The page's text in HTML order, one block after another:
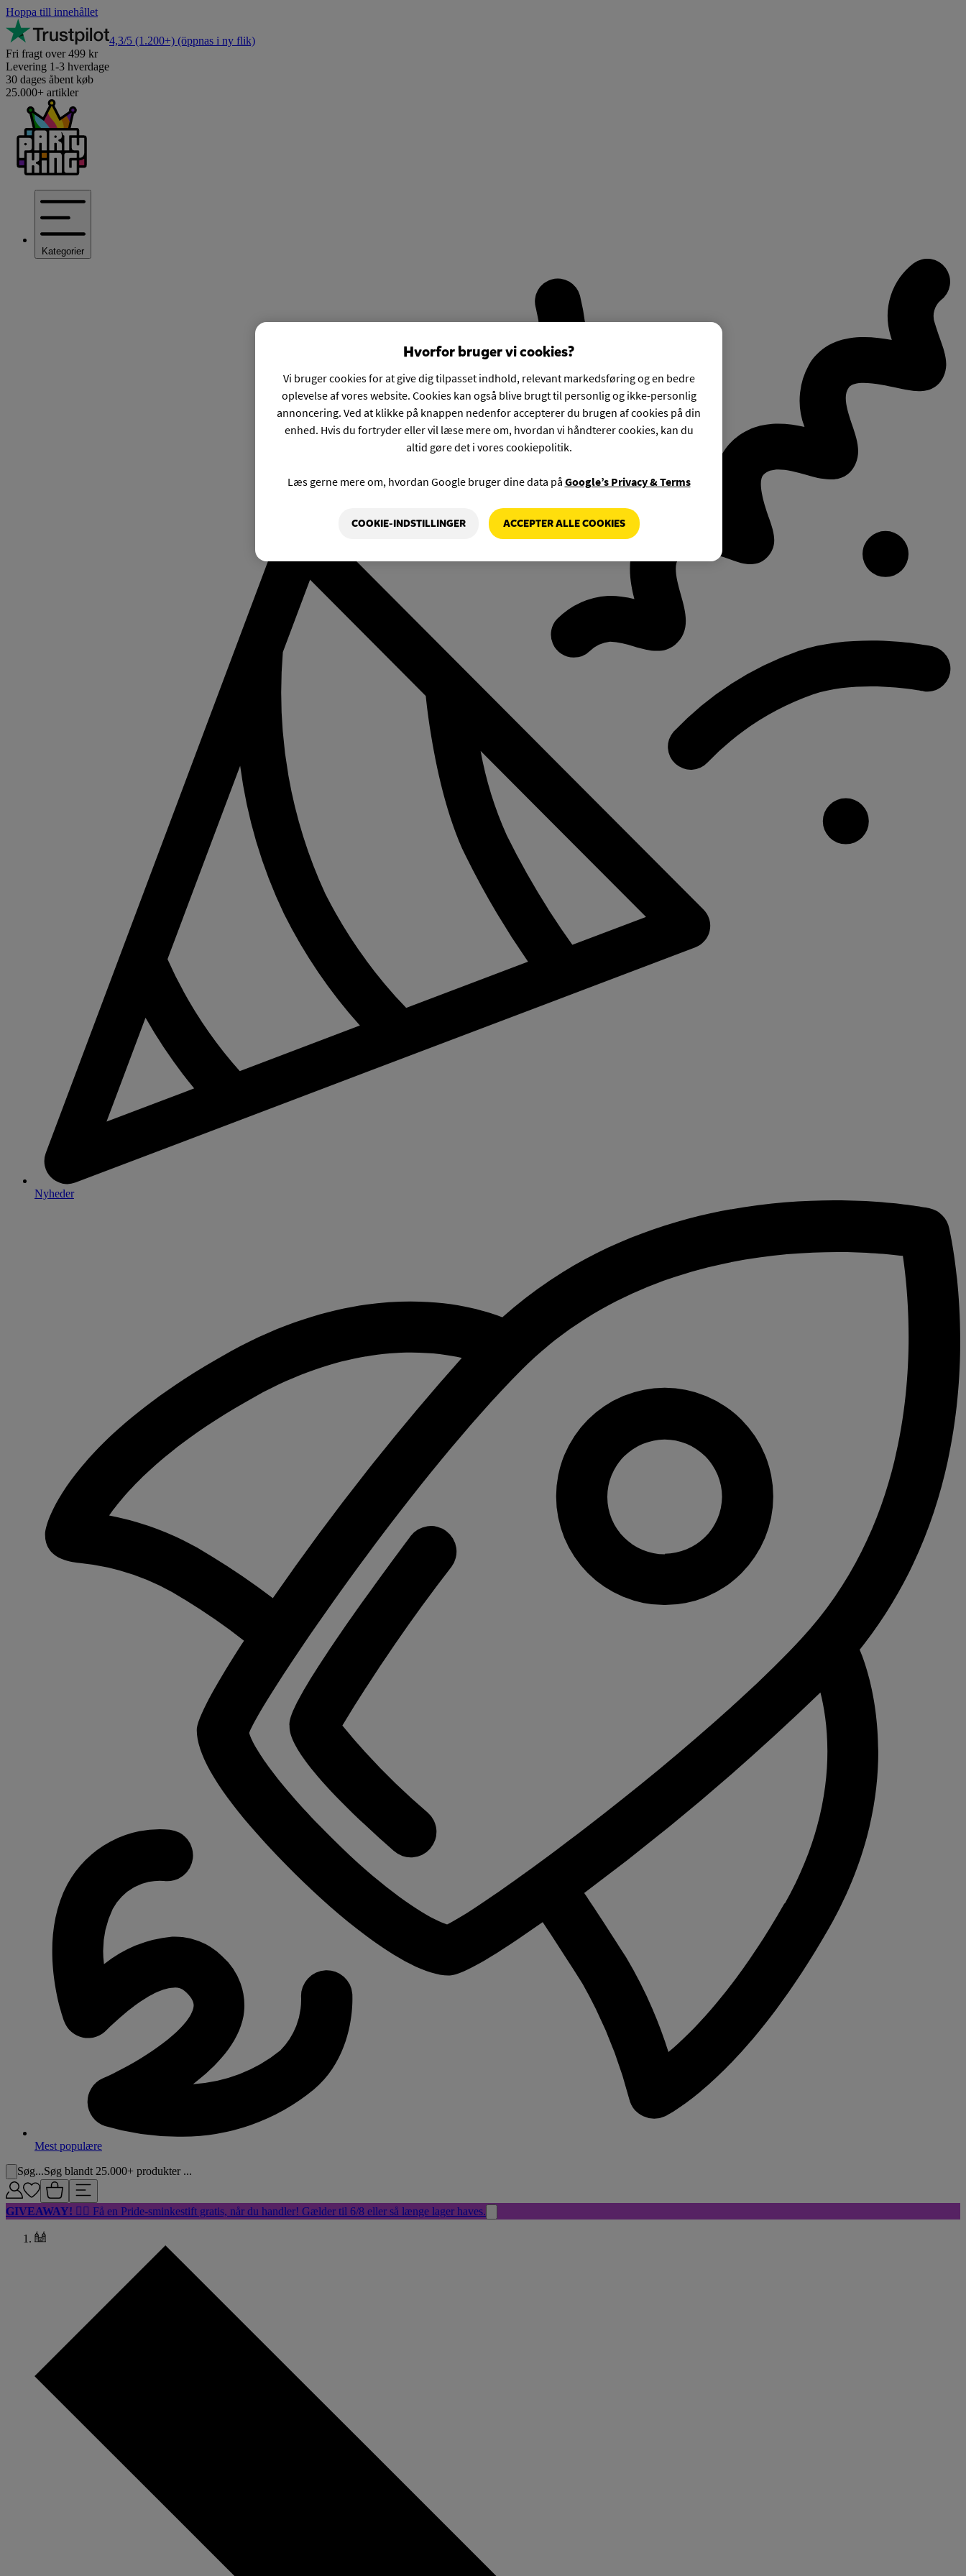
Hoppa till innehållet
4,3/5 (1.200+) (öppnas i ny flik)
Fri fragt over 499 kr
Levering 1-3 hverdage
30 dages åbent køb
25.000+ artikler
Kategorier
Nyheder
Mest populære
Søg...Søg blandt 25.000+ produkter ...
GIVEAWAY! 🏳️‍🌈 Få en Pride-sminkestift gratis, når du handler! Gælder til 6/8 eller så længe lager haves.
Hvorfor bruger vi cookies?
Vi bruger cookies for at give dig tilpasset indhold, relevant markedsføring og en bedre
oplevelse af vores website. Cookies kan også blive brugt til personlig og ikke-personlig
annoncering. Ved at klikke på knappen nedenfor accepterer du brugen af cookies på din
enhed. Hvis du fortryder eller vil læse mere om, hvordan vi håndterer cookies, kan du
altid gøre det i vores cookiepolitik.
Læs gerne mere om, hvordan Google bruger dine data på Google’s Privacy & Terms
COOKIE-INDSTILLINGER ACCEPTER ALLE COOKIES